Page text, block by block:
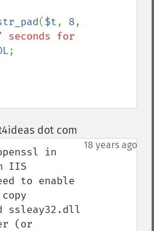
($t, 8
seconds for
;
dot com
18 years ago
in
IIS
to enable
ssleay32.dll
(or